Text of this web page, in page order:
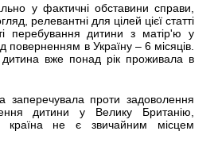
у фактичні обставини справи,
релевантні для цілей цієї статті
перебування дитини з матір'ю у
поверненням в Україну – 6 місяців.
вже понад рік проживала в
заперечувала проти задоволення
дитини у Велику Британію,
не є звичайним місцем